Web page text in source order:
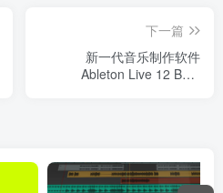
下一篇
新一代音乐制作软件
Ableton Live 12 Beta